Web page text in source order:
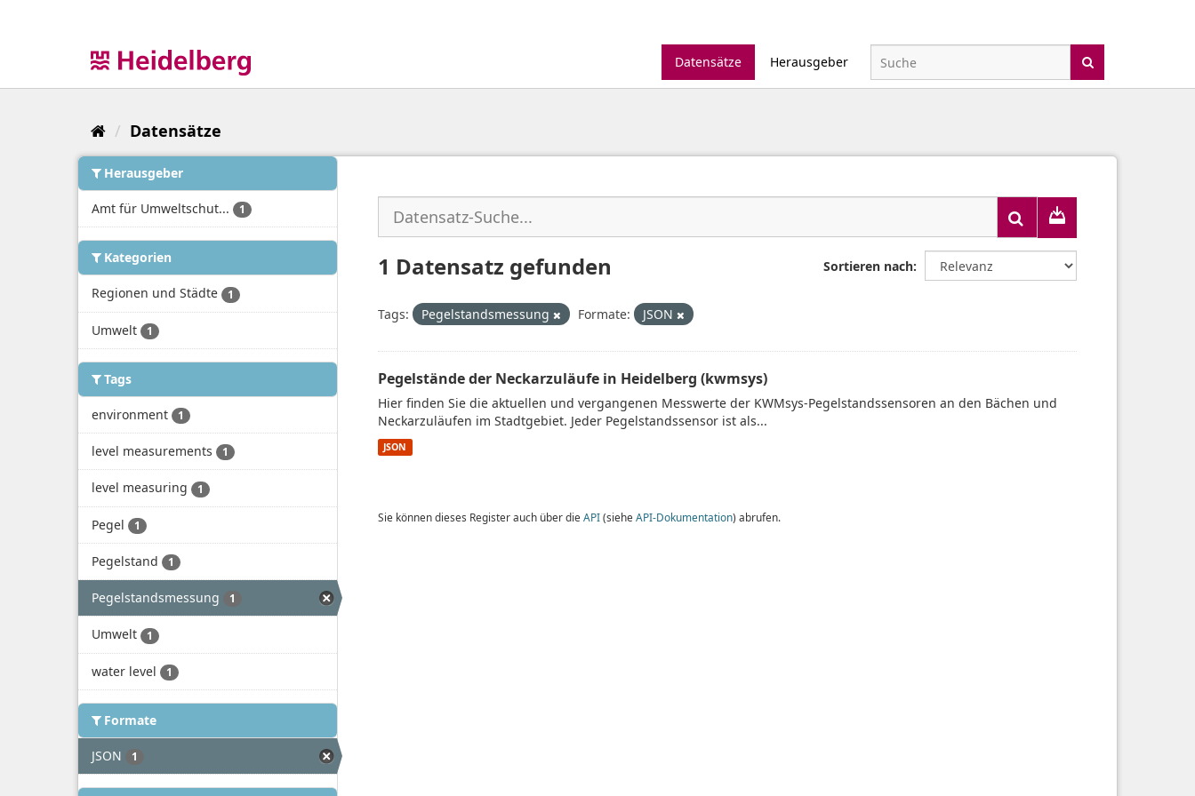
Datensätze
Herausgeber
Datensätze
Herausgeber
Amt für Umweltschut... 1
Kategorien
Regionen und Städte 1
Umwelt 1
Tags
environment 1
level measurements 1
level measuring 1
Pegel 1
Pegelstand 1
Pegelstandsmessung 1
Umwelt 1
water level 1
Formate
JSON 1
Sortieren nach
1 Datensatz gefunden
Tags: Pegelstandsmessung Formate: JSON
Pegelstände der Neckarzuläufe in Heidelberg (kwmsys)
Hier finden Sie die aktuellen und vergangenen Messwerte der KWMsys-Pegelstandssensoren an den Bächen und
Neckarzuläufen im Stadtgebiet. Jeder Pegelstandssensor ist als...
JSON
Sie können dieses Register auch über die API(siehe API-Dokumentation) abrufen.